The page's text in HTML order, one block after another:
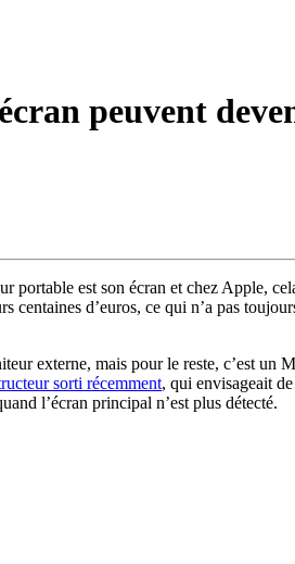
peuvent
portable est son écran et chez Apple,
centaines d’euros, ce qui n’a pas
externe, mais pour le reste, c’est
sorti récemment, qui envisageait
l’écran principal n’est plus détecté.